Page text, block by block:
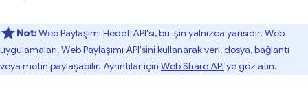
Not:Web Paylaşımı Hedef API'si, bu işin yalnızca yarısıdır. Web
uygulamaları, Web Paylaşımı API'sini kullanarak veri, dosya, bağlantı
veya metin paylaşabilir. Ayrıntılar için Web Share API'ye göz atın.